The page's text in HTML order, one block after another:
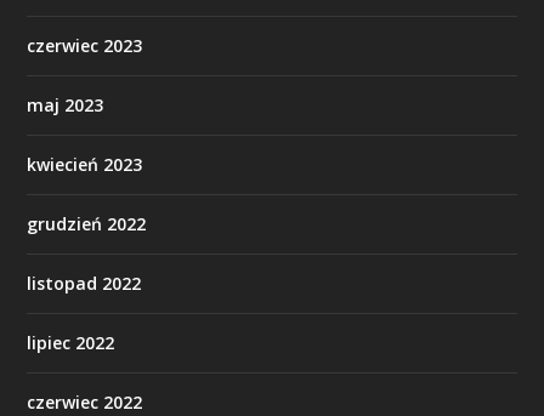
czerwiec 2023
maj 2023
kwiecień 2023
grudzień 2022
listopad 2022
lipiec 2022
czerwiec 2022